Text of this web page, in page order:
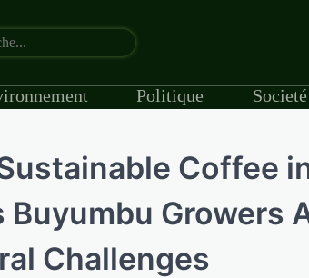
Politique Societé
Coffee
Buyumbu Growers
Challenges